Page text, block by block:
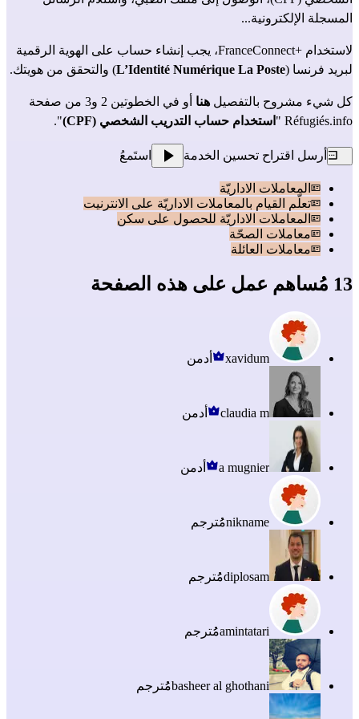
المسجلة الإلكترونية...
لبريد فرنسا (L’Identité Numérique La Poste) والتحقق من هويتك.
كل شيء مشروح بالتفصيل هنا
Réfugiés.info "
استخدام حساب التدريب الشخصي (CPF) ".
أرسل اقتراح تحسين الخدمة استَمعُ
المعاملات الاداريّة
تعلّم القيام بالمعاملات الاداريّة على الانترنيت
المعاملات الاداريّة للحصول على سكن
معاملات الصحّة
معاملات العائلة
13 مُساهم عمل على هذه الصفحة
xavidum أدمن
claudia m أدمن
a mugnier أدمن
niknameمُُترجم
diplosamمُُترجم
amintatariمُُترجم
basheer al ghothaniمُُترجم